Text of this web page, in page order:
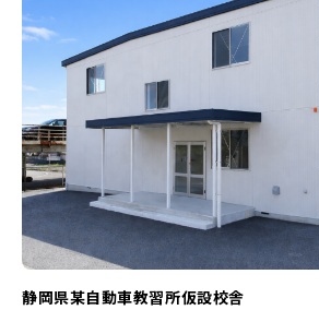
静岡県某自動車教習所仮設校舎